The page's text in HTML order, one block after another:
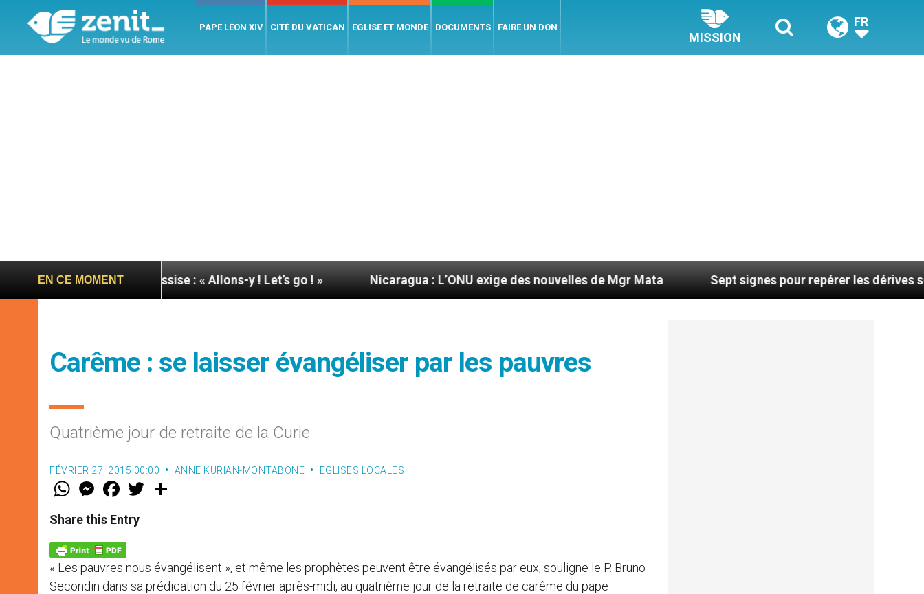
PAPE LÉON XIV CITÉ DU VATICAN EGLISE ET MONDE DOCUMENTS FAIRE UN DON
MISSION
FR
EN CE MOMENT
du pape à Assise : « Allons-y ! Let’s go ! » Nicaragua : L’ONU exige des nouvelles de Mgr Mata Sept signes pour repérer les dérives sectaires du
Carême : se laisser évangéliser par les pauvres
Quatrième jour de retraite de la Curie
FÉVRIER 27, 2015 00:00 ANNE KURIAN-MONTABONE EGLISES LOCALES
W
t
s
p
p
M
e
s
e
g
e
r
F
a
e
b
k
w
Share this Entry
« Les pauvres nous évangélisent », et même les prophètes peuvent être évangélisés par eux, souligne le P. Bruno
Secondin dans sa prédication du 25 février après-midi, au quatrième jour de la retraite de carême du pape